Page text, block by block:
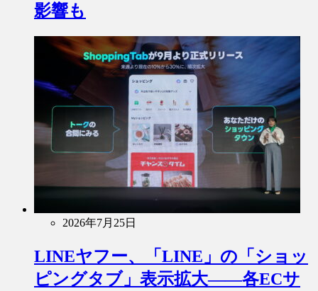
影響も
2026年7月25日
LINEヤフー、「LINE」の「ショッ
ピングタブ」表示拡大――各ECサ